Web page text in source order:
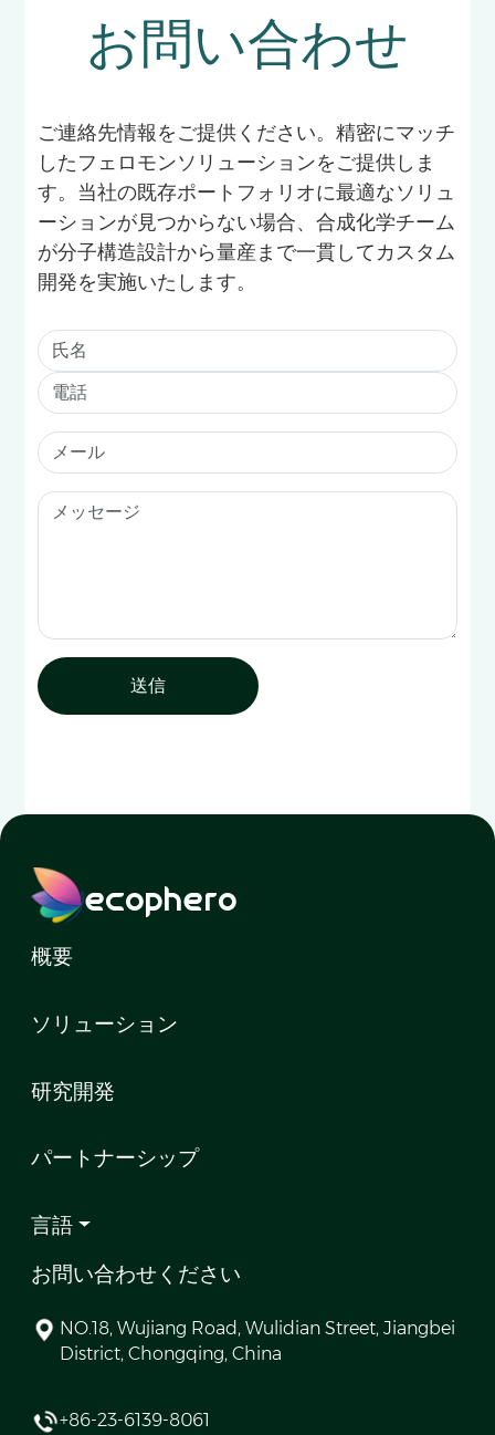
お問い合わせ
ご連絡先情報をご提供ください。精密にマッチ
したフェロモンソリューションをご提供しま
す。当社の既存ポートフォリオに最適なソリュ
ーションが見つからない場合、合成化学チーム
が分子構造設計から量産まで一貫してカスタム
開発を実施いたします。
送信
ecophero
概要
ソリューション
研究開発
パートナーシップ
言語
お問い合わせください
NO.18, Wujiang Road, Wulidian Street, Jiangbei
District, Chongqing, China
+86-23-6139-8061